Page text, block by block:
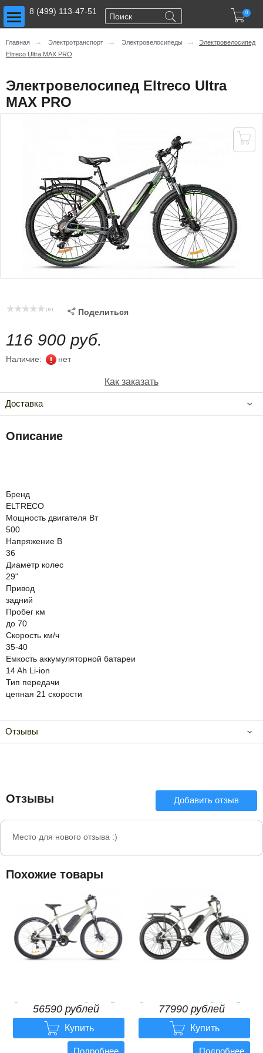
0
8 (499) 113-47-51
Toggle main menu visibility
Главная → Электротранспорт → Электровелосипеды →
Электровелосипед
Eltreco Ultra MAX PRO
Электровелосипед Eltreco Ultra
MAX PRO

( 0 )  Поделиться
116 900 руб.
Наличие: нет
Как заказать
Доставка
Описание
Бренд
ELTRECO
Мощность двигателя Вт
500
Напряжение В
36
Диаметр колес
29"
Привод
задний
Пробег км
до 70
Скорость км/ч
35-40
Емкость аккумуляторной батареи
14 Ah Li-ion
Тип передачи
цепная 21 скорости
Отзывы
Отзывы Добавить отзыв
Место для нового отзыва :)
Похожие товары
Электровелосипед Gelbert Ran
1 ST
56590 рублей
56590 рублей
 Купить
Подробнее
Электровелосипед Gelbert Ran
3 PRO
77990 рублей
77990 рублей
 Купить
Подробнее